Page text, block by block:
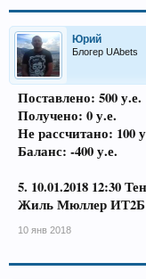
Юрий
Блогер UAbets
Поставлено: 500 у.е.
Получено: 0 у.е.
Не рассчитано: 100
Баланс: -400 у.е.
5. 10.01.2018 12:30
Жиль Мюллер ИТ2Б
10 янв 2018